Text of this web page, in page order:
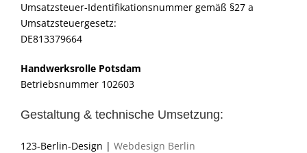
Umsatzsteuer-Identifikationsnummer gemäß §27 a
Umsatzsteuergesetz:
DE813379664
Handwerksrolle Potsdam
Betriebsnummer 102603
Gestaltung & technische Umsetzung:
123-Berlin-Design | Webdesign Berlin